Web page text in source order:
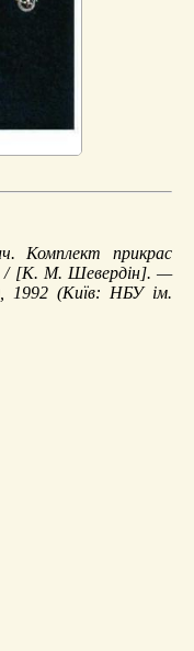
Комплект прикрас
/ [К. М. Шевердін]. —
1992 (Київ: НБУ ім.